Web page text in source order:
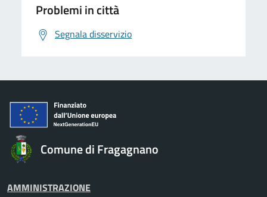
Problemi in città
Segnala disservizio
Comune di Fragagnano
AMMINISTRAZIONE